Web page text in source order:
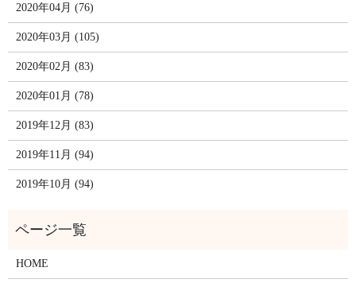
2020年04月 (76)
2020年03月 (105)
2020年02月 (83)
2020年01月 (78)
2019年12月 (83)
2019年11月 (94)
2019年10月 (94)
HOME